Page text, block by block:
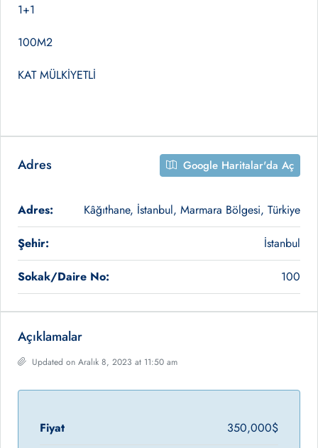
1+1
100M2
KAT MÜLKİYETLİ
Adres Google Haritalar'da Aç
Adres: Kâğıthane, İstanbul, Marmara Bölgesi, Türkiye
Şehir: İstanbul
Sokak/Daire No: 100
Açıklamalar
Updated on Aralık 8, 2023 at 11:50 am
Fiyat 350,000$